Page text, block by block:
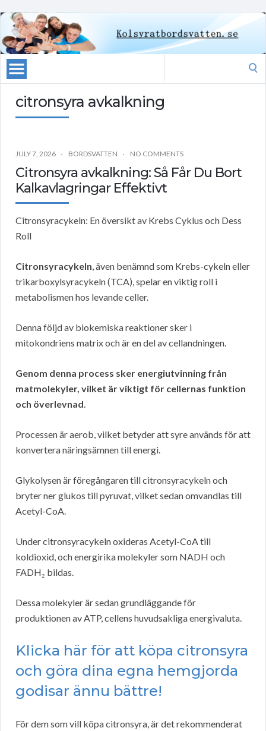
citronsyra avkalkning
JULY 7, 2026 BORDSVATTEN NO COMMENTS
Citronsyra avkalkning: Så Får Du Bort
Kalkavlagringar Effektivt
Citronsyracykeln: En översikt av Krebs Cyklus och Dess
Roll
Citronsyracykeln, även benämnd som Krebs-cykeln eller
trikarboxylsyracykeln (TCA), spelar en viktig roll i
metabolismen hos levande celler.
Denna följd av biokemiska reaktioner sker i
mitokondriens matrix och är en del av cellandningen.
Genom denna process sker energiutvinning från
matmolekyler, vilket är viktigt för cellernas funktion
och överlevnad.
Processen är aerob, vilket betyder att syre används för att
konvertera näringsämnen till energi.
Glykolysen är föregångaren till citronsyracykeln och
bryter ner glukos till pyruvat, vilket sedan omvandlas till
Acetyl-CoA.
Under citronsyracykeln oxideras Acetyl-CoA till
koldioxid, och energirika molekyler som NADH och
FADH₂ bildas.
Dessa molekyler är sedan grundläggande för
produktionen av ATP, cellens huvudsakliga energivaluta.
Klicka här för att köpa citronsyra
och göra dina egna hemgjorda
godisar ännu bättre!
För dem som vill köpa citronsyra, är det rekommenderat